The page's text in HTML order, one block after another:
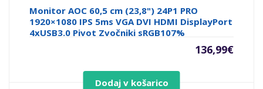
Monitor AOC 60,5 cm (23,8") 24P1 PRO
1920×1080 IPS 5ms VGA DVI HDMI DisplayPort
4xUSB3.0 Pivot Zvočniki sRGB107%
136,99€
Dodaj v košarico